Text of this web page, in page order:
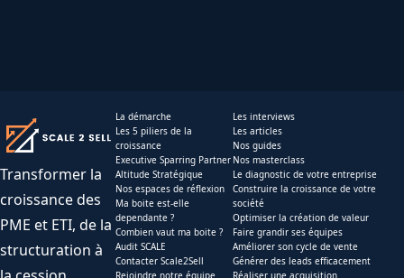
Transformer la
croissance des
PME et ETI, de la
structuration à
La démarche
Les 5 piliers de la
croissance
Executive Sparring Partner
Altitude Stratégique
Nos espaces de réflexion
Ma boite est-elle
dependante ?
Combien vaut ma boite ?
Audit SCALE
Contacter Scale2Sell
Les interviews
Les articles
Nos guides
Nos masterclass
Le diagnostic de votre entreprise
Construire la croissance de votre
société
Optimiser la création de valeur
Faire grandir ses équipes
Améliorer son cycle de vente
Générer des leads efficacement